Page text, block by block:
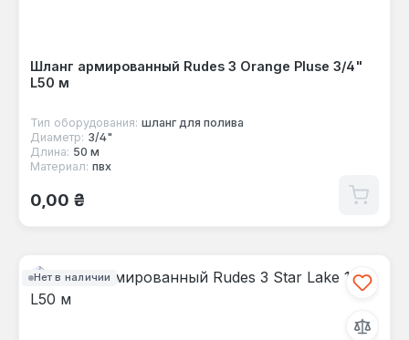
Шланг армированный Rudes 3 Orange Pluse 3/4"
L50 м
Тип оборудования: шланг для полива
Диаметр: 3/4"
Длина: 50 м
Материал: пвх
Обычная цена:
0,00 ₴
Нет в наличии